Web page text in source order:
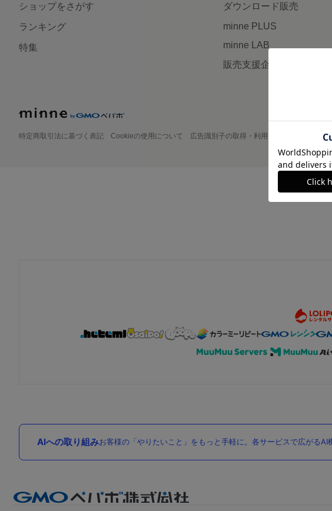
ショップをさがす
ランキング
特集
ダウンロード販売
minne PLUS
minne LAB
販売支援企画・イベント
特定商取引法に基づく表記 Cookieの使用について 広告識別子の取得・利用 プライバシーポ
AIへの取り組みお客様の「やりたいこと」をもっと手軽に。各サービスで広がるAI